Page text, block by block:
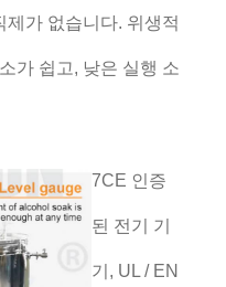
제가 없습니다. 위생적
가 쉽고, 낮은 실행 소
7CE 인증
된 전기 기
기, UL / EN